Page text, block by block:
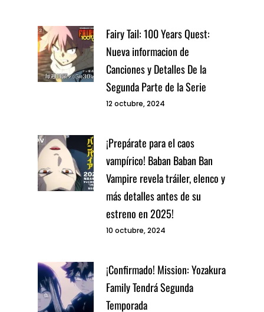
Fairy Tail: 100 Years Quest:
Nueva informacion de
Canciones y Detalles De la
Segunda Parte de la Serie
12 octubre, 2024
¡Prepárate para el caos
vampírico! Baban Baban Ban
Vampire revela tráiler, elenco y
más detalles antes de su
estreno en 2025!
10 octubre, 2024
¡Confirmado! Mission: Yozakura
Family Tendrá Segunda
Temporada